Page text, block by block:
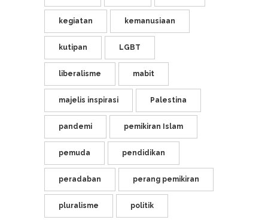
kegiatan kemanusiaan
kutipan LGBT
liberalisme mabit
majelis inspirasi Palestina
pandemi pemikiran Islam
pemuda pendidikan
peradaban perang pemikiran
pluralisme politik